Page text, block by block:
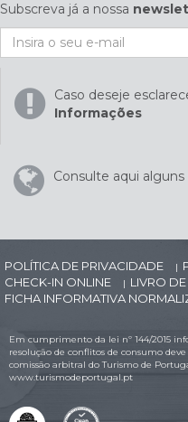
Subscreva já a nossa
Caso deseje
Informações
Consulte aqui alguns
POLÍTICA DE PRIVACIDADE |
CHECK-IN ONLINE | LIVRO
FICHA INFORMATIVA
Em cumprimento da lei nº 144/2015
resolução de conflitos de consumo
comissão arbitral do Turismo de
www.turismodeportugal.pt